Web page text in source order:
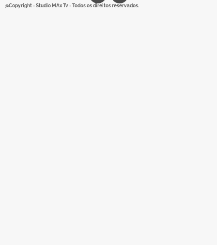
@Copyright - Studio MAx Tv - Todos os direitos reservados.